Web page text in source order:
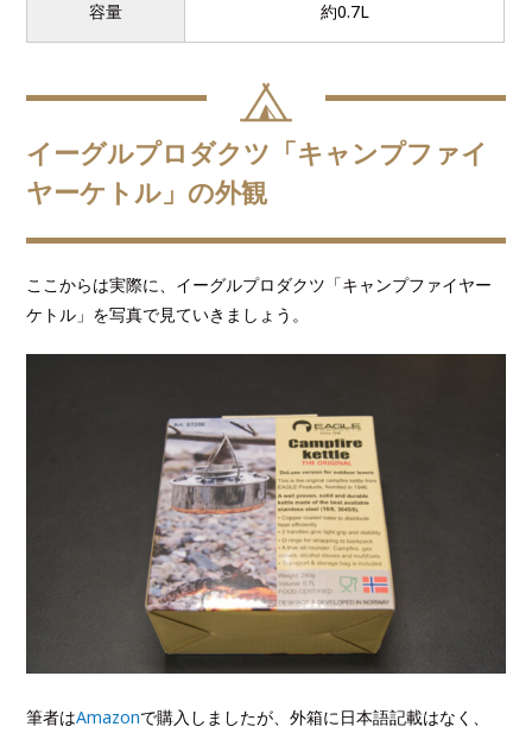
容量 約0.7L
イーグルプロダクツ「キャンプファイ
ヤーケトル」の外観
ここからは実際に、イーグルプロダクツ「キャンプファイヤー
ケトル」を写真で見ていきましょう。
筆者はAmazonで購入しましたが、外箱に日本語記載はなく、